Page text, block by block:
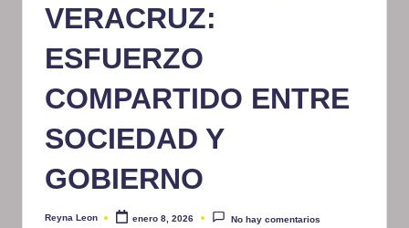
VERACRUZ:
ESFUERZO
COMPARTIDO ENTRE
SOCIEDAD Y
GOBIERNO
Publicado
Reyna Leon enero 8, 2026 No hay comentarios